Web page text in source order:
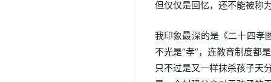
但仅仅是回忆，还不能被称
我印象最深的是《二十四孝
不光是“孝”，连教育制度都
只不过是又一样抹杀孩子天